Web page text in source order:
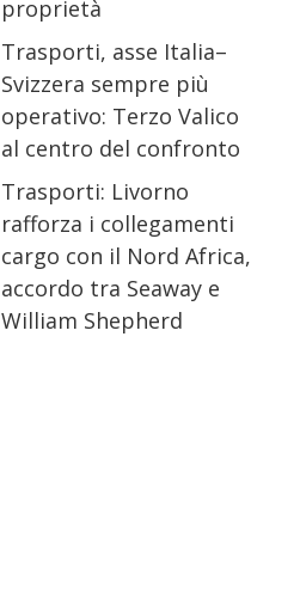
proprietà
Trasporti, asse Italia–
Svizzera sempre più
operativo: Terzo Valico
al centro del confronto
Trasporti: Livorno
rafforza i collegamenti
cargo con il Nord Africa,
accordo tra Seaway e
William Shepherd